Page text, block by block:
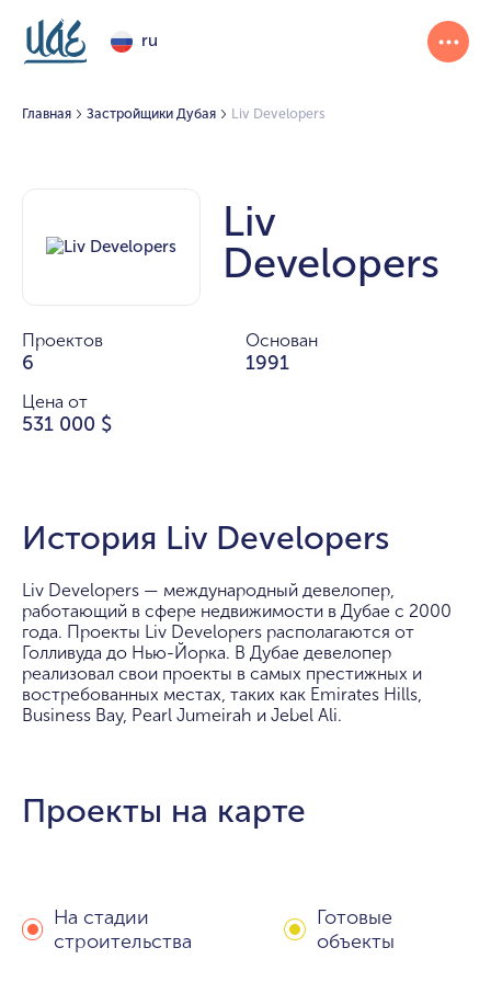
ru
Главная Застройщики Дубая Liv Developers
Liv
Developers
Проектов
6
Основан
1991
Цена от
531 000 $
История Liv Developers
Liv Developers — международный девелопер,
работающий в сфере недвижимости в Дубае с 2000
года. Проекты Liv Developers располагаются от
Голливуда до Нью-Йорка. В Дубае девелопер
реализовал свои проекты в самых престижных и
востребованных местах, таких как Emirates Hills,
Business Bay, Pearl Jumeirah и Jebel Ali.
Проекты на карте
На стадии
строительства
Готовые
объекты